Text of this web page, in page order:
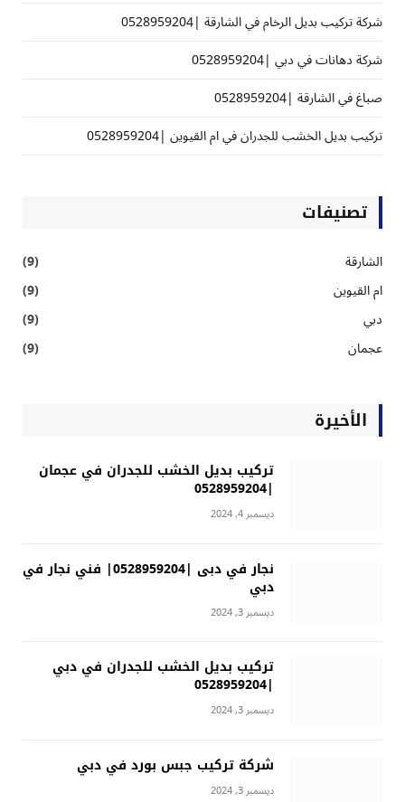
شركة تركيب بديل الرخام في الشارقة |0528959204
شركة دهانات في دبي |0528959204
صباغ في الشارقة |0528959204
تركيب بديل الخشب للجدران في ام القيوين |0528959204
تصنيفات
الشارقة
(9)
ام القيوين
(9)
دبي
(9)
عجمان
(9)
الأخيرة
تركيب بديل الخشب للجدران في عجمان
|0528959204
ديسمبر 4, 2024
نجار في دبى |0528959204| فني نجار في
دبي
ديسمبر 3, 2024
تركيب بديل الخشب للجدران في دبي
|0528959204
ديسمبر 3, 2024
شركة تركيب جبس بورد في دبي
ديسمبر 3, 2024